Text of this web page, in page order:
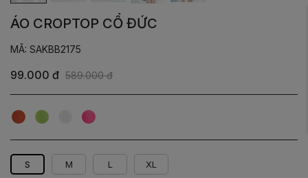
ÁO CROPTOP CỔ ĐỨC
MÃ: SAKBB2175
99.000 đ 589.000 đ
Cam Xanh TrắngHồng
S M L XL